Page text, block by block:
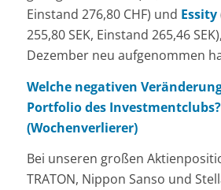
Einstand 276,80 CHF) und Essity
255,80 SEK, Einstand 265,46
Dezember neu aufgenommen
Welche negativen
Portfolio des Investmentclubs?
(Wochenverlierer)
Bei unseren großen
TRATON, Nippon Sanso und